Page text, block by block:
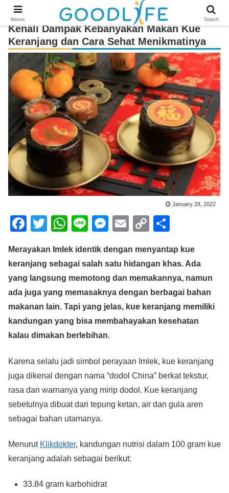
Kenali Dampak Kebanyakan Makan Kue
Keranjang dan Cara Sehat Menikmatinya
January 28, 2022
F
c
e
b
o
o
k
T
tt
er
W
at
s
A
p
p
Li
e
M
ss
e
n
g
er
E
ail
C
p
y
Li
n
k
ar
e
Merayakan Imlek identik dengan menyantap kue
keranjang sebagai salah satu hidangan khas. Ada
yang langsung memotong dan memakannya, namun
ada juga yang memasaknya dengan berbagai bahan
makanan lain. Tapi yang jelas, kue keranjang memiliki
kandungan yang bisa membahayakan kesehatan
kalau dimakan berlebihan.
Karena selalu jadi simbol perayaan Imlek, kue keranjang
juga dikenal dengan nama “dodol China” berkat tekstur,
rasa dan warnanya yang mirip dodol. Kue keranjang
sebetulnya dibuat dari tepung ketan, air dan gula aren
sebagai bahan utamanya.
Menurut Klikdokter, kandungan nutrisi dalam 100 gram kue
keranjang adalah sebagai berikut:
33.84 gram karbohidrat
Menus Search